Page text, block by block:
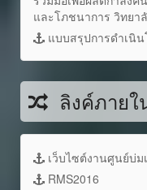
และโภชนาการ วิทยา
แบบสรุปการดำเนิ
ลิงค์ภายใ
เว็บไซต์งานศูนย์บ่ม
RMS2016